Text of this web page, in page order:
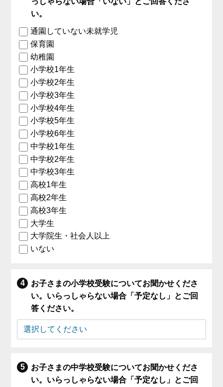
い。
通園していない未就学児
保育園
幼稚園
小学校1年生
小学校2年生
小学校3年生
小学校4年生
小学校5年生
小学校6年生
中学校1年生
中学校2年生
中学校3年生
高校1年生
高校2年生
高校3年生
大学生
大学院生・社会人以上
いない
お子さまの小学校受験についてお聞かせくださ
い。いらっしゃらない場合「予定なし」とご回
答ください。
お子さまの中学校受験についてお聞かせくださ
い。いらっしゃらない場合「予定なし」とご回